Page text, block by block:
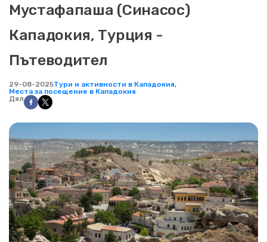
Мустафапаша (Синасос)
Кападокия, Турция -
Пътеводител
29-08-2025Тури и активности в Кападокия,
Места за посещение в Кападокия
Дял